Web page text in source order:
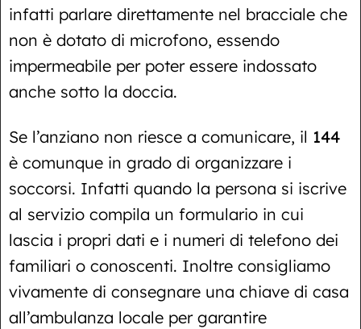
infatti parlare direttamente nel bracciale che
non è dotato di microfono, essendo
impermeabile per poter essere indossato
anche sotto la doccia.
Se l’anziano non riesce a comunicare, il 144
è comunque in grado di organizzare i
soccorsi. Infatti quando la persona si iscrive
al servizio compila un formulario in cui
lascia i propri dati e i numeri di telefono dei
familiari o conoscenti. Inoltre consigliamo
vivamente di consegnare una chiave di casa
all’ambulanza locale per garantire